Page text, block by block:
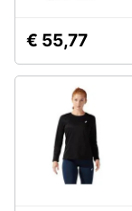
€ 55,77